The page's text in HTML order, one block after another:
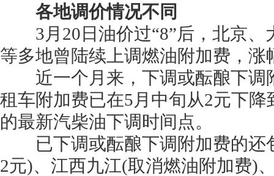
各地调价情况不同
3月20日油价过“8”后，北京、
等多地曾陆续上调燃油附加费，涨
近一个月来，下调或酝酿下调
租车附加费已在5月中旬从2元下
的最新汽柴油下调时间点。
已下调或酝酿下调附加费的还
2元)、江西九江(取消燃油附加费)